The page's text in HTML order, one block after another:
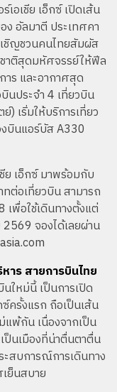
เอเชีย เอ็กซ์ เปิดเส้น
ง อัลมาตี ประเทศคา
ชิญชวนคนไทยสัมผัส
าติสุดมหัศจรรย์ให้ฟีล
ร และอากาศสุด
นประจำ 4 เที่ยวบิน
เริ่มให้บริการเที่ยว
บินแอร์บัส A330
ย เอ็กซ์ มาพร้อมกับ
ต่อเที่ยวบิน สามารถ
พื่อใช้เดินทางตั้งแต่
จองได้เลยผ่าน
าร สายการบินไทย
ใหม่นี้ เป็นการเปิด
ซ์ครั้งแรก ถือเป็นเส้น
แพ้กัน เนื่องจากเป็น
ป็นเมืองที่น่าตื่นตาตื่น
สบการณ์การเดินทาง
ย็นสบาย